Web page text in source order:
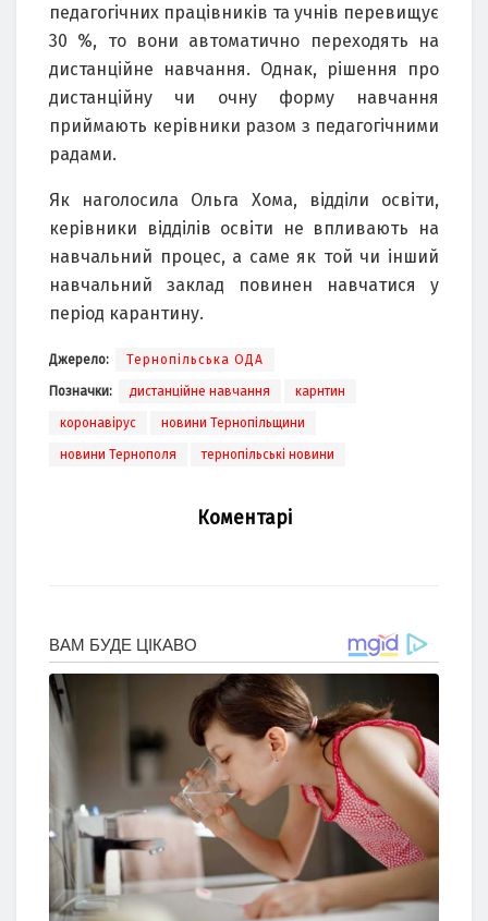
педагогічних працівників та учнів перевищує
30 %, то вони автоматично переходять на
дистанційне навчання. Однак, рішення про
дистанційну чи очну форму навчання
приймають керівники разом з педагогічними
радами.
Як наголосила Ольга Хома, відділи освіти,
керівники відділів освіти не впливають на
навчальний процес, а саме як той чи інший
навчальний заклад повинен навчатися у
період карантину.
Джерело: Тернопільська ОДА
Позначки: дистанційне навчання карнтин
коронавірус новини Тернопільщини
новини Тернополя тернопільські новини
Коментарі